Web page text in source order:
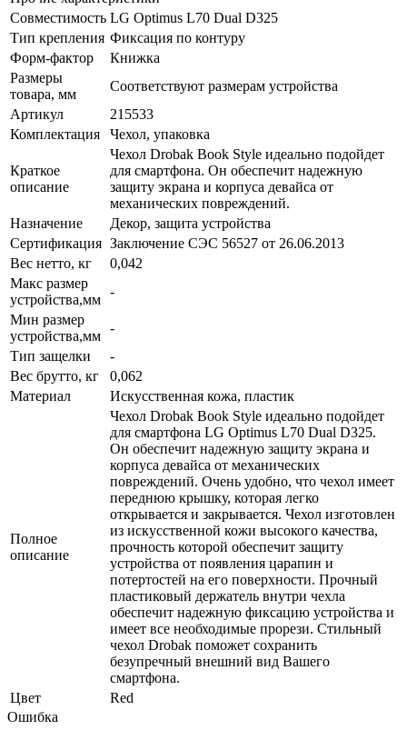
Совместимость LG Optimus L70 Dual D325
Тип крепления Фиксация по контуру
Форм-фактор
Книжка
Размеры
товара, мм
Соответствуют размерам устройства
Артикул
215533
Комплектация
Чехол, упаковка
Краткое
описание
Чехол Drobak Book Style идеально подойдет
для смартфона. Он обеспечит надежную
защиту экрана и корпуса девайса от
механических повреждений.
Назначение
Декор, защита устройства
Сертификация Заключение СЭС 56527 от 26.06.2013
Вес нетто, кг
0,042
Макс размер
устройства,мм
-
Мин размер
устройства,мм
-
Тип защелки
-
Вес брутто, кг
0,062
Материал
Искусственная кожа, пластик
Полное
описание
Чехол Drobak Book Style идеально подойдет
для смартфона LG Optimus L70 Dual D325.
Он обеспечит надежную защиту экрана и
корпуса девайса от механических
повреждений. Очень удобно, что чехол имеет
переднюю крышку, которая легко
открывается и закрывается. Чехол изготовлен
из искусственной кожи высокого качества,
прочность которой обеспечит защиту
устройства от появления царапин и
потертостей на его поверхности. Прочный
пластиковый держатель внутри чехла
обеспечит надежную фиксацию устройства и
имеет все необходимые прорези. Стильный
чехол Drobak поможет сохранить
безупречный внешний вид Вашего
смартфона.
Цвет
Red
Ошибка